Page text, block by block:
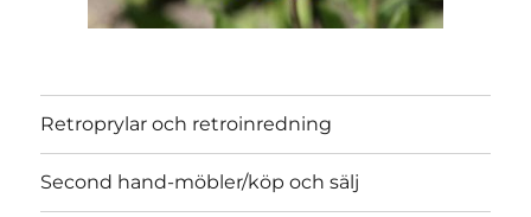
Retroprylar och retroinredning
Second hand-möbler/köp och sälj